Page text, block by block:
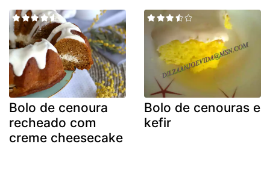
Bolo de cenoura
recheado com
creme cheesecake
Bolo de cenouras e
kefir